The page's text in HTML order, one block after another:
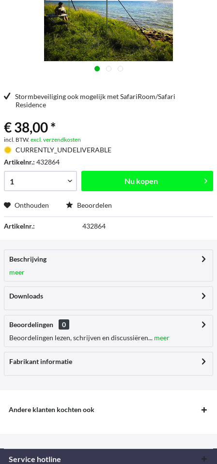
Stormbeveiliging ook mogelijk met SafariRoom/Safari
Residence
€ 38,00 *
incl. BTW. excl. verzendkosten
CURRENTLY_UNDELIVERABLE
Artikelnr.: 432864
Nu kopen
Onthouden Beoordelen
Artikelnr.: 432864
Beschrijving
meer
Downloads
Beoordelingen
0
Beoordelingen lezen, schrijven en discussiëren... meer
Fabrikant informatie
Andere klanten kochten ook
Service hotline